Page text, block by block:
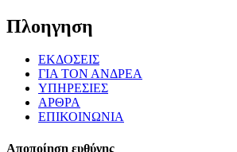
Πλοηγηση
ΕΚΔΟΣΕΙΣ
ΓΙΑ ΤΟΝ ΑΝΔΡΕΑ
ΥΠΗΡΕΣΙΕΣ
ΑΡΘΡΑ
ΕΠΙΚΟΙΝΩΝΙΑ
Αποποίηση ευθύνης